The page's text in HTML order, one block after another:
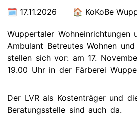
17.11.2026 KoKoBe
Wuppertaler Wohneinrichtungen
Ambulant Betreutes Wohnen
stellen sich vor: am 17.
19.00 Uhr in der Färberei
Der LVR als Kostenträger und
Beratungsstelle sind auch da.